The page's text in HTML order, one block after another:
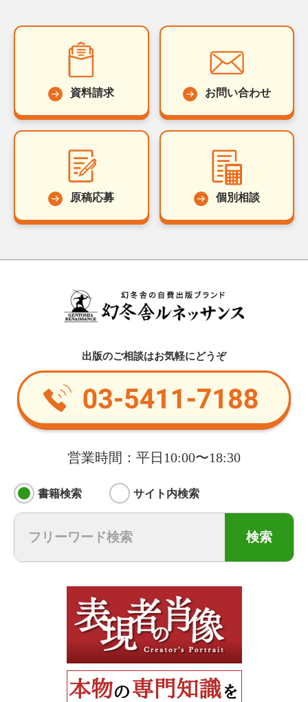
資料請求 お問い合わせ
原稿応募 個別相談
出版のご相談はお気軽にどうぞ
営業時間：平日10:00〜18:30
書籍検索 サイト内検索
検索